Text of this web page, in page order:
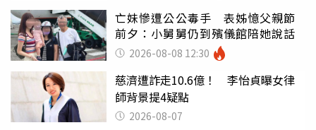
亡妹慘遭公公毒手 表姊憶父親節
前夕：小舅舅仍到殯儀館陪她說話
2026-08-08 12:30
慈濟遭詐走10.6億！ 李怡貞曝女律
師背景提4疑點
2026-08-07